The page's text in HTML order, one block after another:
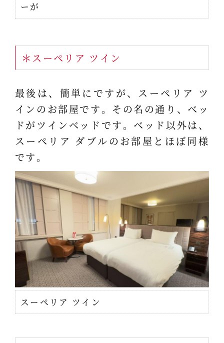
ーが
＊スーペリア ツイン
最後は、簡単にですが、スーペリア ツ
インのお部屋です。その名の通り、ベッ
ドがツインベッドです。ベッド以外は、
スーペリア ダブルのお部屋とほぼ同様
です。
スーペリア ツイン